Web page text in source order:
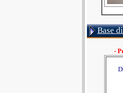
Base
-